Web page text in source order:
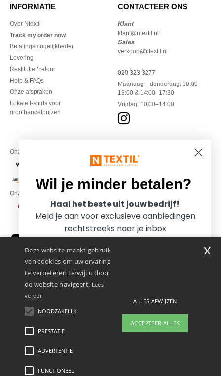
INFORMATIE
Over Ntextil
Track my order now
Betalingsmogelijkheden
Levering
Restitutie / retour
Help & FAQs
Onze afspraken
Lokale t-shirts voor
groothandelprijzen
CONTACTEER ONS
Klant
klant@ntextil.nl
Sales
verkoop@ntextil.nl
020 323 3277
Maandag – donderdag: 10:00–
13:00 & 14:00–17:30
Vrijdag: 10:00–14:00
Onze financiële partners
Onze transporteurs
Zekeringstraat 46, 1014BT Amsterdam - VAT NL 005596191B03 - KvK
Dit is GEEN retouradres. Voor retourzending, zie hier
Wettelijke bepalingen
Deze website maakt gebruik
van cookies om uw ervaring
te verbeteren terwijl u door
de website navigeert. Lees
verder
NOODZAKELIJK
PRESTATIE
ADVERTENTIE
FUNCTIONEEL
ALLES AFWIJZEN
ACCEPTEER ALLES
x
Wil je minder betalen?
Haal het beste uit jouw bedrijf!
Meld je aan voor exclusieve aanbiedingen
rechtstreeks naar je inbox
Ja, ik wil minder betalen!
Nee bedankt, ik wil meer betalen.